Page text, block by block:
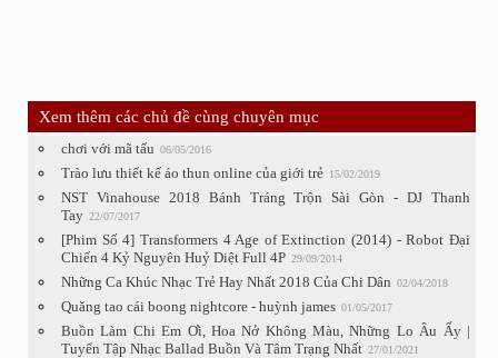
Xem thêm các chủ đề cùng chuyên mục
chơi với mã tấu 06/05/2016
Trào lưu thiết kế áo thun online của giới trẻ 15/02/2019
NST Vinahouse 2018 Bánh Tráng Trộn Sài Gòn - DJ Thanh
Tay 22/07/2017
[Phim Số 4] Transformers 4 Age of Extinction (2014) - Robot Đại
Chiến 4 Kỷ Nguyên Huỷ Diệt Full 4P 29/09/2014
Những Ca Khúc Nhạc Trẻ Hay Nhất 2018 Của Chi Dân 02/04/2018
Quăng tao cái boong nightcore - huỳnh james 01/05/2017
Buồn Làm Chi Em Ơi, Hoa Nở Không Màu, Những Lo Âu Ấy |
Tuyển Tập Nhạc Ballad Buồn Và Tâm Trạng Nhất 27/01/2021